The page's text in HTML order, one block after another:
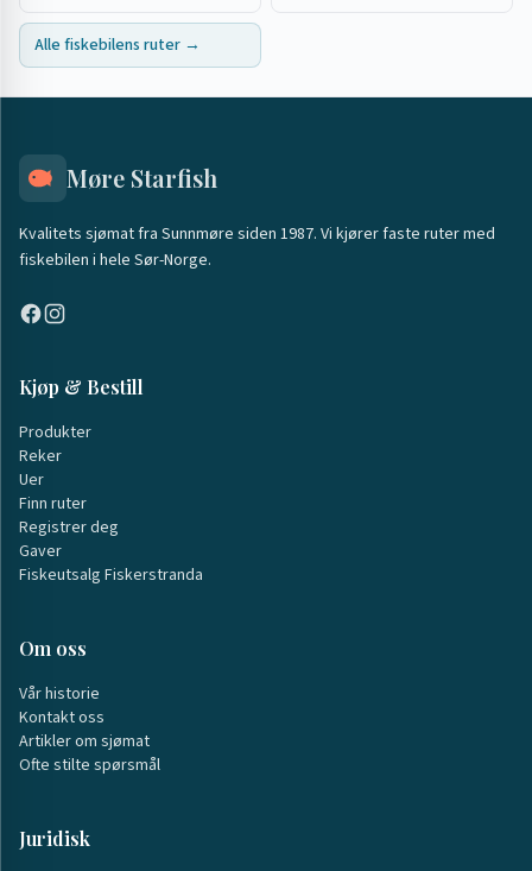
Alle fiskebilens ruter →
Møre Starfish
Kvalitets sjømat fra Sunnmøre siden 1987. Vi kjører faste ruter med
fiskebilen i hele Sør-Norge.
Kjøp & Bestill
Produkter
Reker
Uer
Finn ruter
Registrer deg
Gaver
Fiskeutsalg Fiskerstranda
Om oss
Vår historie
Kontakt oss
Artikler om sjømat
Ofte stilte spørsmål
Juridisk